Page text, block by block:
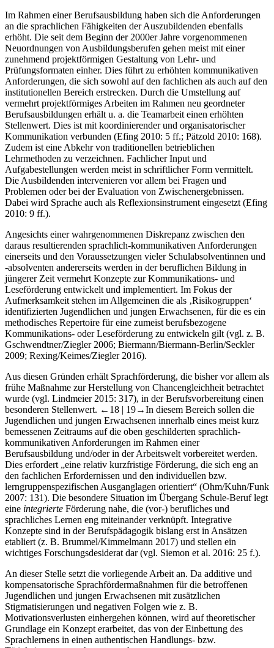
Im Rahmen einer Berufsausbildung haben sich die Anforderungen
an die sprachlichen Fähigkeiten der Auszubildenden ebenfalls
erhöht. Die seit dem Beginn der 2000er Jahre vorgenommenen
Neuordnungen von Ausbildungsberufen gehen meist mit einer
zunehmend projektförmigen Gestaltung von Lehr- und
Prüfungsformaten einher. Dies führt zu erhöhten kommunikativen
Anforderungen, die sich sowohl auf den fachlichen als auch auf den
institutionellen Bereich erstrecken. Durch die Umstellung auf
vermehrt projektförmiges Arbeiten im Rahmen neu geordneter
Berufsausbildungen erhält u. a. die Teamarbeit einen erhöhten
Stellenwert. Dies ist mit koordinierender und organisatorischer
Kommunikation verbunden (Efing 2010: 5 ff.; Pätzold 2010: 168).
Zudem ist eine Abkehr von traditionellen betrieblichen
Lehrmethoden zu verzeichnen. Fachlicher Input und
Aufgabestellungen werden meist in schriftlicher Form vermittelt.
Die Ausbildenden intervenieren vor allem bei Fragen und
Problemen oder bei der Evaluation von Zwischenergebnissen.
Dabei wird Sprache auch als Reflexionsinstrument eingesetzt (Efing
2010: 9 ff.).
Angesichts einer wahrgenommenen Diskrepanz zwischen den
daraus resultierenden sprachlich-kommunikativen Anforderungen
einerseits und den Voraussetzungen vieler Schulabsolventinnen und
-absolventen andererseits werden in der beruflichen Bildung in
jüngerer Zeit vermehrt Konzepte zur Kommunikations- und
Leseförderung entwickelt und implementiert. Im Fokus der
Aufmerksamkeit stehen im Allgemeinen die als ‚Risikogruppen‘
identifizierten Jugendlichen und jungen Erwachsenen, für die es ein
methodisches Repertoire für eine zumeist berufsbezogene
Kommunikations- oder Leseförderung zu entwickeln gilt (vgl. z. B.
Gschwendtner/Ziegler 2006; Biermann/Biermann-Berlin/Seckler
2009; Rexing/Keimes/Ziegler 2016).
Aus diesen Gründen erhält Sprachförderung, die bisher vor allem als
frühe Maßnahme zur Herstellung von Chancengleichheit betrachtet
wurde (vgl. Lindmeier 2015: 317), in der Berufsvorbereitung einen
besonderen Stellenwert. ←18 | 19→In diesem Bereich sollen die
Jugendlichen und jungen Erwachsenen innerhalb eines meist kurz
bemessenen Zeitraums auf die oben geschilderten sprachlich-
kommunikativen Anforderungen im Rahmen einer
Berufsausbildung und/oder in der Arbeitswelt vorbereitet werden.
Dies erfordert „eine relativ kurzfristige Förderung, die sich eng an
den fachlichen Erfordernissen und den individuellen bzw.
lerngruppenspezifischen Ausganglagen orientiert“ (Ohm/Kuhn/Funk
2007: 131). Die besondere Situation im Übergang Schule-Beruf legt
eine integrierte Förderung nahe, die (vor-) berufliches und
sprachliches Lernen eng miteinander verknüpft. Integrative
Konzepte sind in der Berufspädagogik bislang erst in Ansätzen
etabliert (z. B. Brummel/Kimmelmann 2017) und stellen ein
wichtiges Forschungsdesiderat dar (vgl. Siemon et al. 2016: 25 f.).
An dieser Stelle setzt die vorliegende Arbeit an. Da additive und
kompensatorische Sprachfördermaßnahmen für die betroffenen
Jugendlichen und jungen Erwachsenen mit zusätzlichen
Stigmatisierungen und negativen Folgen wie z. B.
Motivationsverlusten einhergehen können, wird auf theoretischer
Grundlage ein Konzept erarbeitet, das von der Einbettung des
Sprachlernens in einen authentischen Handlungs- bzw.